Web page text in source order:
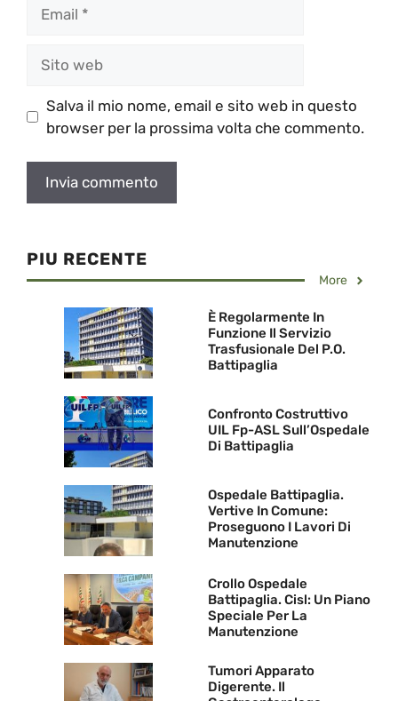
web
Salva il mio nome, email e sito web in questo
browser per la prossima volta che commento.
PIU RECENTE
More
È Regolarmente In
Funzione Il Servizio
Trasfusionale Del P.O.
Battipaglia
Confronto Costruttivo
UIL Fp-ASL Sull’Ospedale
Di Battipaglia
Ospedale Battipaglia.
Vertive In Comune:
Proseguono I Lavori Di
Manutenzione
Crollo Ospedale
Battipaglia. Cisl: Un Piano
Speciale Per La
Manutenzione
Tumori Apparato
Digerente. Il